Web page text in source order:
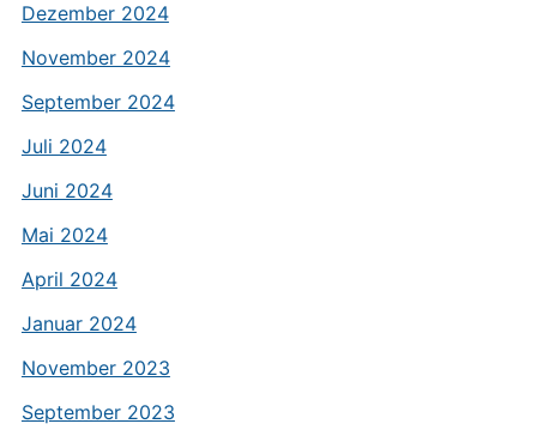
Dezember 2024
November 2024
September 2024
Juli 2024
Juni 2024
Mai 2024
April 2024
Januar 2024
November 2023
September 2023